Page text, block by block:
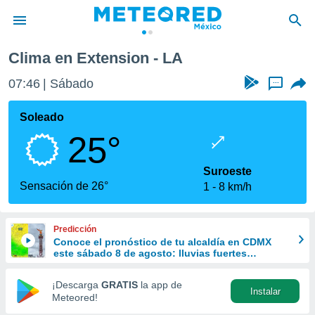
de
ha sido
calidad.
a este
las
y
forma
digital
basada
Clima en Extension - LA
07:46 Sábado ...
Soleado
25°
Sensación de 26°
Suroeste
1
8 km/h
Predicción
Conoce el pronóstico de tu alcaldía en CDMX
este sábado 8 de agosto: lluvias fuertes
¡Descarga GRATIS la app de
Meteored!
Instalar